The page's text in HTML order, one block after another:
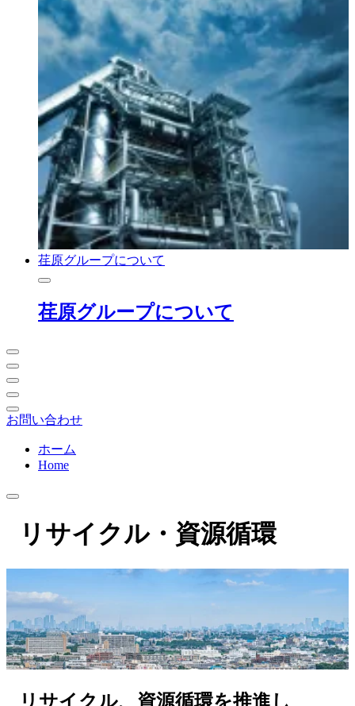
荏原グループについて
荏原グループについて
お問い合わせ
ホーム
Home
リサイクル・資源循環
リサイクル、資源循環を推進し